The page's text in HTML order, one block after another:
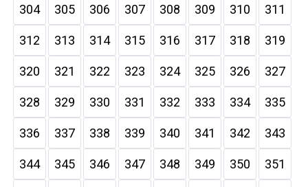
304 305 306 307 308 309 310 311
312 313 314 315 316 317 318 319
320 321 322 323 324 325 326 327
328 329 330 331 332 333 334 335
336 337 338 339 340 341 342 343
344 345 346 347 348 349 350 351